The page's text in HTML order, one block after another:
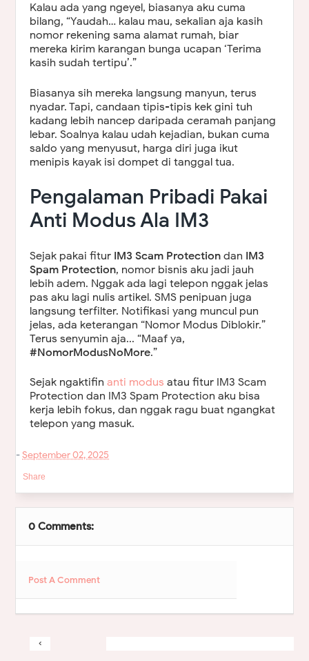
Kalau ada yang ngeyel, biasanya aku cuma
bilang, “Yaudah… kalau mau, sekalian aja kasih
nomor rekening sama alamat rumah, biar
mereka kirim karangan bunga ucapan ‘Terima
kasih sudah tertipu’.”
Biasanya sih mereka langsung manyun, terus
nyadar. Tapi, candaan tipis-tipis kek gini tuh
kadang lebih nancep daripada ceramah panjang
lebar. Soalnya kalau udah kejadian, bukan cuma
saldo yang menyusut, harga diri juga ikut
menipis kayak isi dompet di tanggal tua.
Pengalaman Pribadi Pakai
Anti Modus Ala IM3
Sejak pakai fitur IM3 Scam Protection dan IM3
Spam Protection, nomor bisnis aku jadi jauh
lebih adem. Nggak ada lagi telepon nggak jelas
pas aku lagi nulis artikel. SMS penipuan juga
langsung terfilter. Notifikasi yang muncul pun
jelas, ada keterangan “Nomor Modus Diblokir.”
Terus senyumin aja... “Maaf ya,
#NomorModusNoMore.”
Sejak ngaktifinanti modus atau fitur IM3 Scam
Protection dan IM3 Spam Protection aku bisa
kerja lebih fokus, dan nggak ragu buat ngangkat
telepon yang masuk.
-September 02, 2025
Share
0 Comments:
Post A Comment
‹